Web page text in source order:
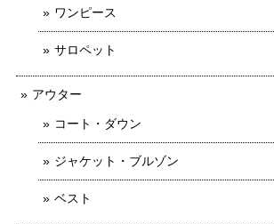
ワンピース
サロペット
アウター
コート・ダウン
ジャケット・ブルゾン
ベスト